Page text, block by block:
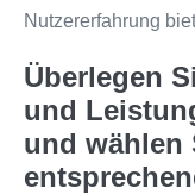
Nutzererfahrung
Überlegen
und
und wählen